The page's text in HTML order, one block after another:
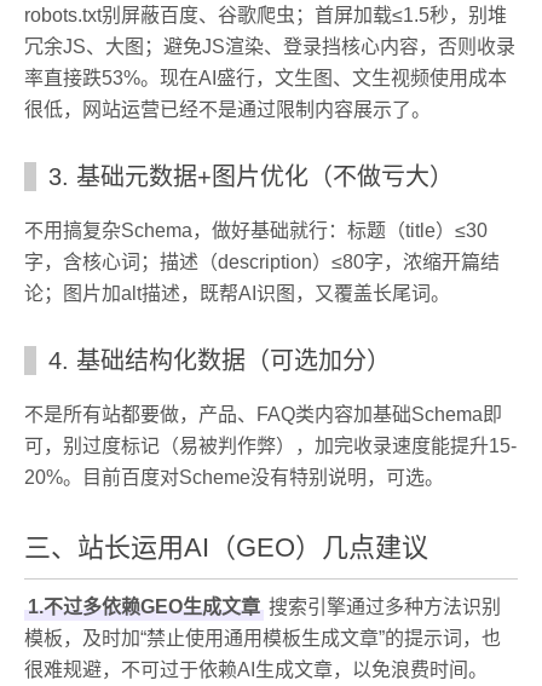
robots.txt别屏蔽百度、谷歌爬虫；首屏加载≤1.5秒，别堆
冗余JS、大图；避免JS渲染、登录挡核心内容，否则收录
率直接跌53%。现在AI盛行，文生图、文生视频使用成本
很低，网站运营已经不是通过限制内容展示了。
3. 基础元数据+图片优化（不做亏大）
不用搞复杂Schema，做好基础就行：标题（title）≤30
字，含核心词；描述（description）≤80字，浓缩开篇结
论；图片加alt描述，既帮AI识图，又覆盖长尾词。
4. 基础结构化数据（可选加分）
不是所有站都要做，产品、FAQ类内容加基础Schema即
可，别过度标记（易被判作弊），加完收录速度能提升15-
20%。目前百度对Scheme没有特别说明，可选。
三、站长运用AI（GEO）几点建议
1.不过多依赖GEO生成文章 搜索引擎通过多种方法识别
模板，及时加“禁止使用通用模板生成文章”的提示词，也
很难规避，不可过于依赖AI生成文章，以免浪费时间。